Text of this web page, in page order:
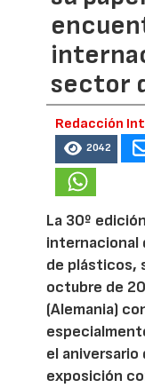
sector
Redacción
2042
La 30º
internacional
de plásticos,
octubre de
(Alemania)
el aniversario
exposición